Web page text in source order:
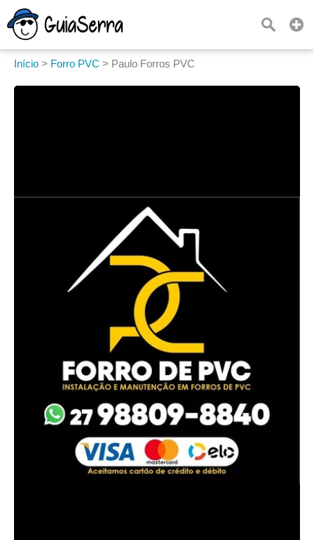
Início > Forro PVC > Paulo Forros PVC